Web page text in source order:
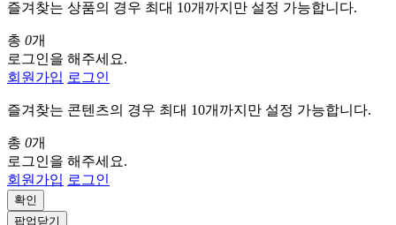
즐겨찾는 상품의 경우 최대 10개까지만 설정 가능합니다.
총 0개
로그인을 해주세요.
회원가입 로그인
즐겨찾는 콘텐츠의 경우 최대 10개까지만 설정 가능합니다.
총 0개
로그인을 해주세요.
회원가입 로그인
확인
팝업닫기